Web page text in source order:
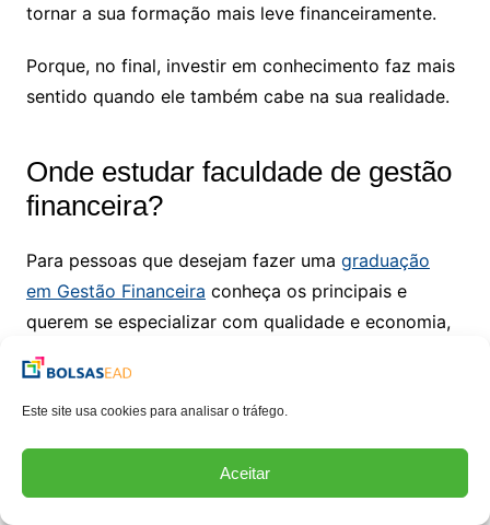
Este site usa cookies para analisar o tráfego.
Aceitar
tornar a sua formação mais leve financeiramente.
Porque, no final, investir em conhecimento faz mais
sentido quando ele também cabe na sua realidade.
Onde estudar faculdade de gestão
financeira?
Para pessoas que desejam fazer uma graduação
em Gestão Financeira conheça os principais e
querem se especializar com qualidade e economia,
o Bolsas EAD é uma plataforma que conecta você
às melhores oportunidades de ensino a distância
com descontos exclusivos. Por meio dela, é possível
encontrar bolsas de estudos nagraduação em
com preços acessíveis, sem abrir
mão da excelência acadêmica.